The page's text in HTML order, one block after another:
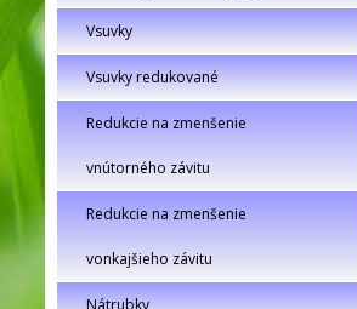
Vsuvky
Vsuvky redukované
Redukcie na zmenšenie
vnútorného závitu
Redukcie na zmenšenie
vonkajšieho závitu